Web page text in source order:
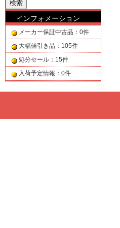
インフォメーション
メーカー保証中古品：0件
大幅値引き品：105件
処分セール：15件
入荷予定情報：0件